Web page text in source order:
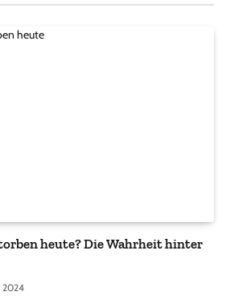
heute? Die Wahrheit hinter
2024